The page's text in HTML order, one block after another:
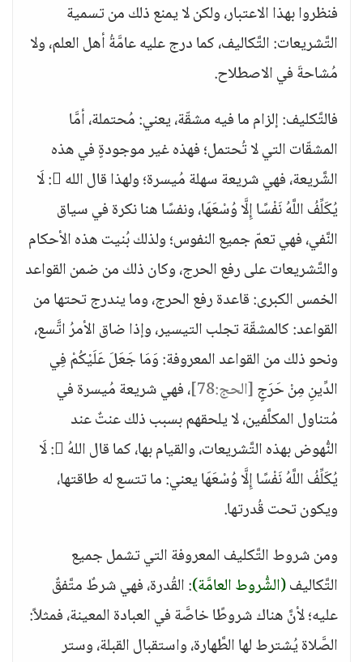
فنظروا بهذا الاعتبار، ولكن لا يمنع ذلك من تسمية
التَّشريعات: التَّكاليف، كما درج عليه عامَّةُ أهل العلم، ولا
مُشاحةَ في الاصطلاح.
فالتَّكليف: إلزام ما فيه مشقّة، يعني: مُحتملة، أمَّا
المشقّات التي لا تُحتمل؛ فهذه غير موجودةٍ في هذه
الشَّريعة، فهي شريعة سهلة مُيسرة؛ ولهذا قال الله : لَا
يُكَلِّفُ اللَّهُ نَفْسًا إِلَّا وُسْعَهَا، ونفسًا هنا نكرة في سياق
النَّفي، فهي تعمّ جميع النفوس؛ ولذلك بُنيت هذه الأحكام
والتَّشريعات على رفع الحرج، وكان ذلك من ضمن القواعد
الخمس الكبرى: قاعدة رفع الحرج، وما يندرج تحتها من
القواعد: كالمشقّة تجلب التيسير، وإذا ضاق الأمرُ اتَّسع،
ونحو ذلك من القواعد المعروفة: وَمَا جَعَلَ عَلَيْكُمْ فِي
الدِّينِ مِنْ حَرَجٍ[الحج:78]
، فهي شريعة مُيسرة في
مُتناول المكلَّفين، لا يلحقهم بسبب ذلك عنتٌ عند
النُّهوض بهذه التَّشريعات، والقيام بها، كما قال اللهُ : لَا
يُكَلِّفُ اللَّهُ نَفْسًا إِلَّا وُسْعَهَا يعني: ما تتسع له طاقتها،
ويكون تحت قُدرتها.
ومن شروط التَّكليف المعروفة التي تشمل جميع
التَّكاليف(الشُّروط العامَّة): القُدرة، فهي شرطٌ متَّفقٌ
عليه؛ لأنَّ هناك شروطًا خاصَّة في العبادة المعينة، فمثلاً:
الصَّلاة يُشترط لها الطَّهارة، واستقبال القبلة، وستر